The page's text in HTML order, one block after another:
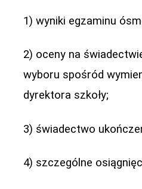
1) wyniki egzaminu
2) oceny na
wyboru spośród
dyrektora szkoły;
3) świadectwo
4) szczególne